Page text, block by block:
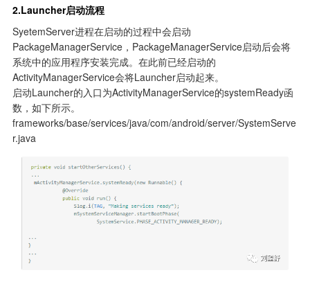
2.Launcher启动流程
SyetemServer进程在启动的过程中会启动
PackageManagerService，PackageManagerService启动后会将
系统中的应用程序安装完成。在此前已经启动的
ActivityManagerService会将Launcher启动起来。
启动Launcher的入口为ActivityManagerService的systemReady函
数，如下所示。
frameworks/base/services/java/com/android/server/SystemServe
r.java